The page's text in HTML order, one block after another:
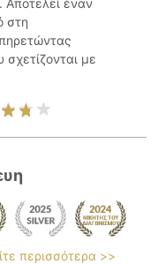
Αποτελεί έναν
στη
με
περισσότερα >>